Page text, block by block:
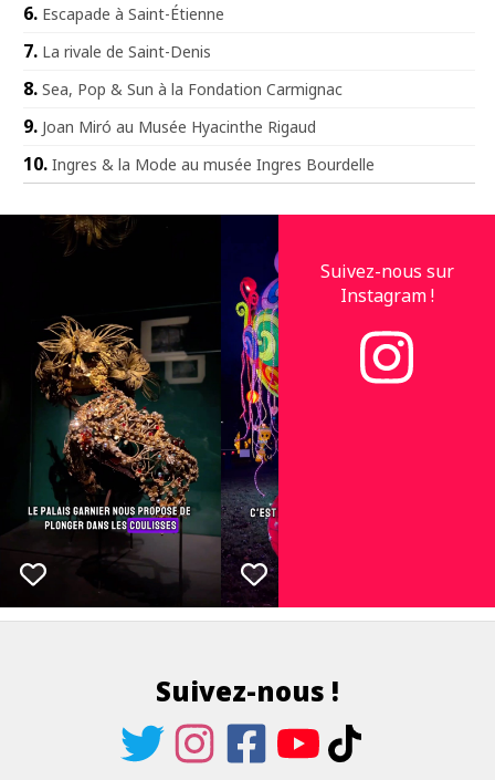
Escapade à Saint-Étienne
La rivale de Saint-Denis
Sea, Pop & Sun à la Fondation Carmignac
Joan Miró au Musée Hyacinthe Rigaud
Ingres & la Mode au musée Ingres Bourdelle
Suivez-nous sur
Instagram !
Suivez-nous !